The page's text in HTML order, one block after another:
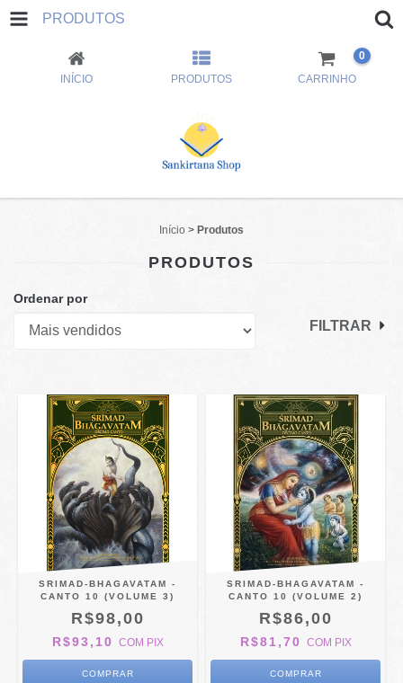
PRODUTOS
INÍCIO PRODUTOS CARRINHO
0
Início > Produtos
PRODUTOS
Ordenar por
FILTRAR
SRIMAD-BHAGAVATAM -
CANTO 10 (VOLUME 3)
R$98,00
R$93,10 COM PIX
SRIMAD-BHAGAVATAM -
CANTO 10 (VOLUME 2)
R$86,00
R$81,70 COM PIX